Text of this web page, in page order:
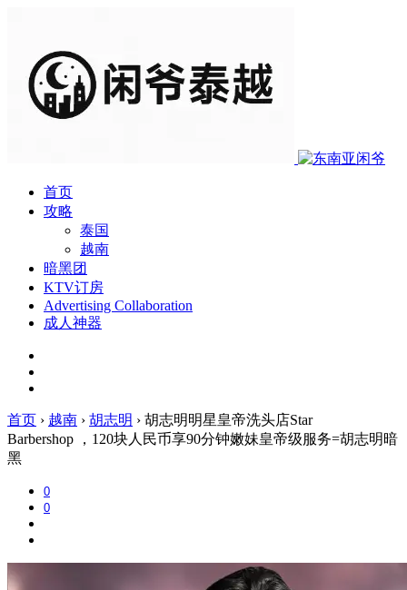
首页
攻略
泰国
越南
暗黑团
KTV订房
Advertising Collaboration
成人神器
首页 › 越南 › 胡志明 › 胡志明明星皇帝洗头店Star
Barbershop ，120块人民币享90分钟嫩妹皇帝级服务=胡志明暗
黑
0
0